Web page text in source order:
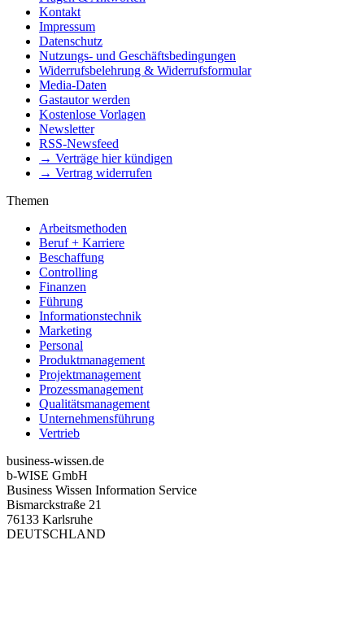
Kontakt
Impressum
Datenschutz
Nutzungs- und Geschäftsbedingungen
Widerrufsbelehrung & Widerrufsformular
Media-Daten
Gastautor werden
Kostenlose Vorlagen
Newsletter
RSS-Newsfeed
→ Verträge hier kündigen
→ Vertrag widerrufen
Themen
Arbeitsmethoden
Beruf + Karriere
Beschaffung
Controlling
Finanzen
Führung
Informationstechnik
Marketing
Personal
Produktmanagement
Projektmanagement
Prozessmanagement
Qualitätsmanagement
Unternehmensführung
Vertrieb
business-wissen.de
b-WISE GmbH
Business Wissen Information Service
Bismarckstraße 21
76133 Karlsruhe
DEUTSCHLAND